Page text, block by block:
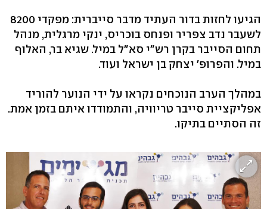
הגיעו לחזות בדור העתיד מדבר סייברית: מפקדי 8200
לשעבר נדב צפריר ופנחס בוכריס, ינקי מרגלית, מנהל
תחום הסייבר בקרן רש"י סא"ל במיל. שגיא בר, האלוף
במיל. והפרופ' יצחק בן ישראל ועוד.
במהלך הערב הנוכחים נקראו על ידי הנוער להוריד
אפליקציית סייבר טריוויה, והתמודדו איתם בזמן אמת.
זה הסתיים בתיקו.